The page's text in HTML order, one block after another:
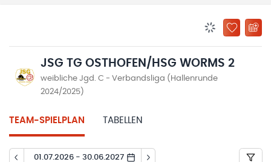
ZU
JSG TG OSTHOFEN/HSG WORMS 2
weibliche Jgd. C - Verbandsliga (Hallenrunde
2024/2025)
TEAM-SPIELPLAN TABELLEN
01.07.2026 - 30.06.2027